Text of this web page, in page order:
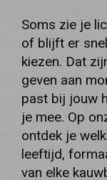
Soms zie je
of blijft er
kiezen. Dat
geven aan
past bij jouw
je mee. Op
ontdek je
leeftijd,
van elke